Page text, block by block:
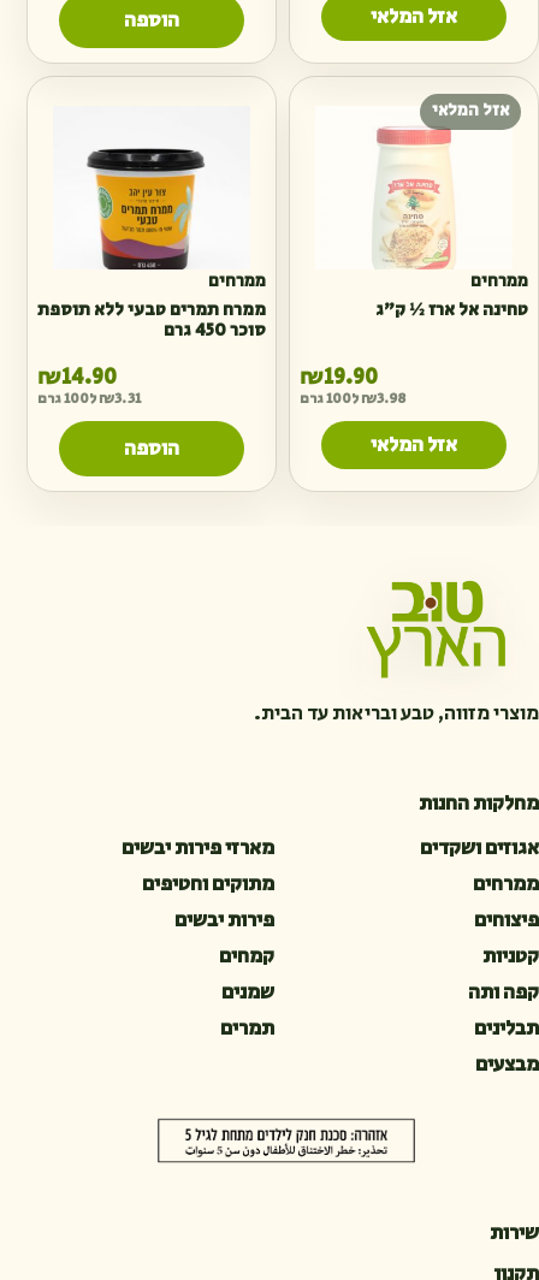
אזל המלאי הוספה
אזל המלאי
ממרחים
טחינה אל ארז ½ ק״ג
₪19.90
₪3.98 ל100 גרם
אזל המלאי
ממרחים
ממרח תמרים טבעי ללא תוספת
סוכר 450 גרם
₪14.90
₪3.31 ל100 גרם
הוספה
מוצרי מזווה, טבע ובריאות עד הבית.
מחלקות החנות
אגוזים ושקדים
מארזי פירות יבשים
ממרחים
מתוקים וחטיפים
פיצוחים
פירות יבשים
קטניות
קמחים
קפה ותה
שמנים
תבלינים
תמרים
מבצעים
שירות
תקנון